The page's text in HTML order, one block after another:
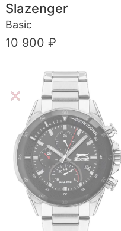
Slazenger
Basic
10 900 ₽